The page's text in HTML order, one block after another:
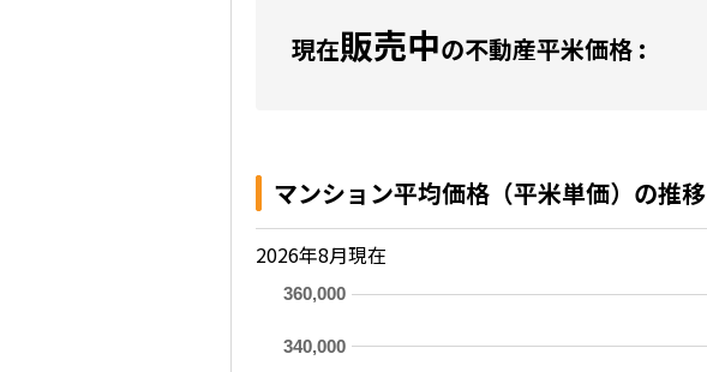
現在販売中の不動産平米価格 :
マンション平均価格（平米単価）の推移
2026年8月現在
340,000
360,000